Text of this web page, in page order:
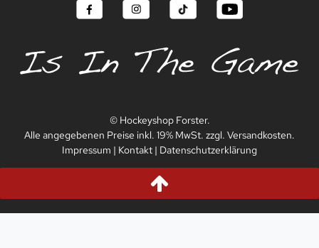
© Hockeyshop Forster.
Alle angegebenen Preise inkl. 19% MwSt. zzgl. Versandkosten.
Impressum | Kontakt | Datenschutzerklärung